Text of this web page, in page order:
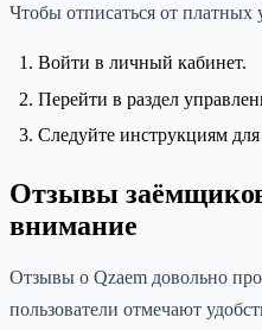
Чтобы отписаться от платных
Войти в личный кабинет.
Перейти в раздел
Следуйте инструкциям
Отзывы
внимание
Отзывы о Qzaem довольно
пользователи отмечают